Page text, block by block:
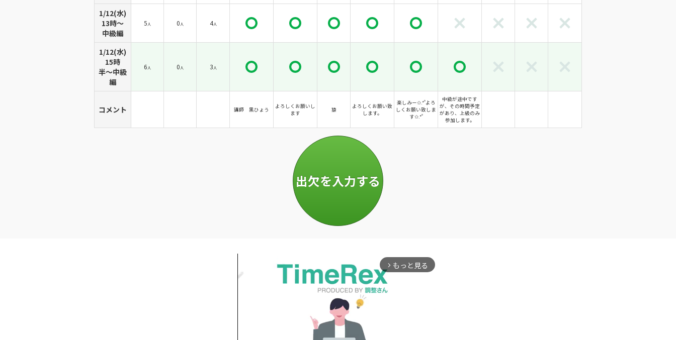
1/12(水)
13時〜
中級編
5人 0人 4人
1/12(水)
15時
半〜中級
編
6人 0人 3人
コメント 講師 黒ひょう
よろしくお願いし
ます
猿
よろしくお願い致
します。
楽しみー✩.*˚よろ
しくお願い致しま
す✩.*˚
中級が途中です
が、その時間予定
があり、上級のみ
参加します。
arrow_forward_ios もっと見る